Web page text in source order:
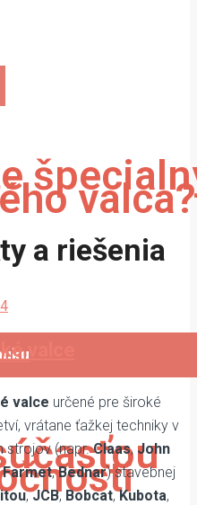
valca?
a riešenia
valce
valce určené pre široké
vrátane ťažkej techniky v
strojov (napr.Claas, John
Farmet,Bednar) stavebnej
,JCB, Bobcat,Kubota,